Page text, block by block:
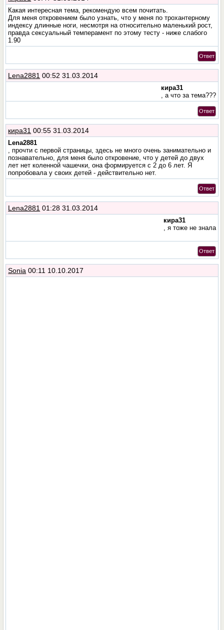
Какая интересная тема, рекомендую всем почитать.
Для меня откровением было узнать, что у меня по трохантерному
индексу длинные ноги, несмотря на относительно маленький рост,
правда сексуальный темперамент по этому тесту - ниже слабого
1.90
Ответ
Lena2881 00:52 31.03.2014
кира31
, а что за тема???
Ответ
кира31 00:55 31.03.2014
Lena2881
, прочти с первой страницы, здесь не много очень занимательно и
познавательно, для меня было откровение, что у детей до двух
лет нет коленной чашечки, она формируется с 2 до 6 лет. Я
попробовала у своих детей - действительно нет.
Ответ
Lena2881 01:28 31.03.2014
кира31
, я тоже не знала
Ответ
Sonia 00:11 10.10.2017